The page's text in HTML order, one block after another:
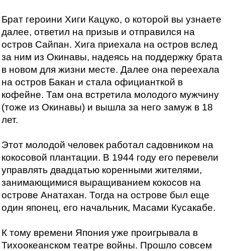
Брат героини Хиги Кацуко, о которой вы узнаете
далее, ответил на призыв и отправился на
остров Сайпан. Хига приехала на остров вслед
за ним из Окинавы, надеясь на поддержку брата
в новом для жизни месте. Далее она переехала
на остров Бакан и стала официанткой в
кофейне. Там она встретила молодого мужчину
(тоже из Окинавы) и вышла за него замуж в 18
лет.
Этот молодой человек работал садовником на
кокосовой плантации. В 1944 году его перевели
управлять двадцатью коренными жителями,
занимающимися выращиванием кокосов на
острове Анатахан. Тогда на острове был еще
один японец, его начальник, Масами Кусакабе.
К тому времени Япония уже проигрывала в
Тихоокеанском театре войны. Прошло совсем